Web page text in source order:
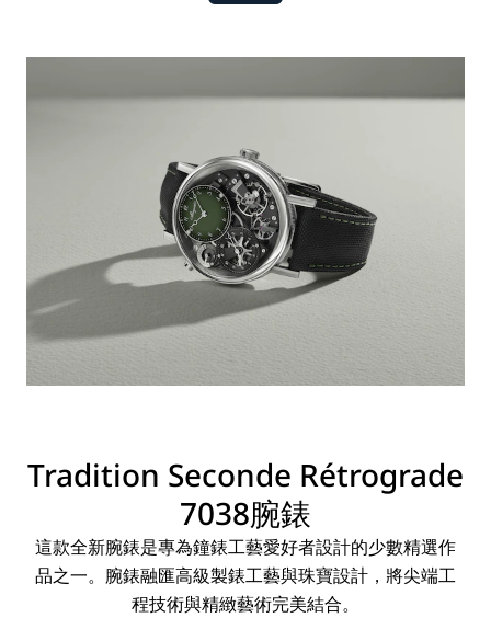
Tradition Seconde Rétrograde
7038腕錶
這款全新腕錶是專為鐘錶工藝愛好者設計的少數精選作
品之一。腕錶融匯高級製錶工藝與珠寶設計，將尖端工
程技術與精緻藝術完美結合。